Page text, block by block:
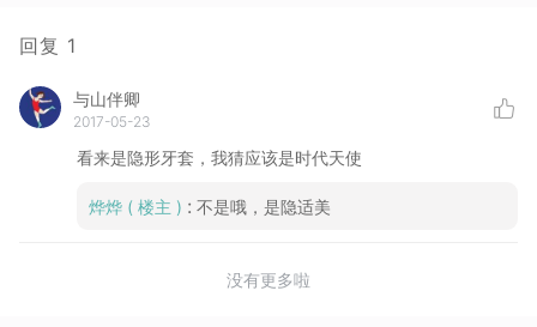
回复 1
与山伴卿
2017-05-23
看来是隐形牙套，我猜应该是时代天使
烨烨 ( 楼主 ) : 不是哦，是隐适美
没有更多啦